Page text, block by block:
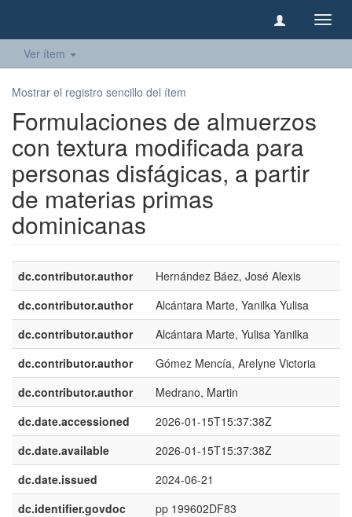
Ver ítem
Mostrar el registro sencillo del ítem
Formulaciones de almuerzos
con textura modificada para
personas disfágicas, a partir
de materias primas
dominicanas
dc.contributor.author
Hernández Báez, José Alexis
dc.contributor.author
Alcántara Marte, Yanilka Yulisa
dc.contributor.author
Alcántara Marte, Yulisa Yanilka
dc.contributor.author
Gómez Mencía, Arelyne Victoria
dc.contributor.author
Medrano, Martin
dc.date.accessioned
2026-01-15T15:37:38Z
dc.date.available
2026-01-15T15:37:38Z
dc.date.issued
2024-06-21
dc.identifier.govdoc
pp 199602DF83